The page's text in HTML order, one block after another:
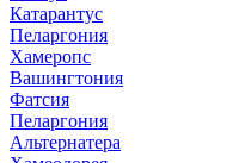
Катарантус
Пеларгония
Хамеропс
Вашингтония
Фатсия
Пеларгония
Альтернатера